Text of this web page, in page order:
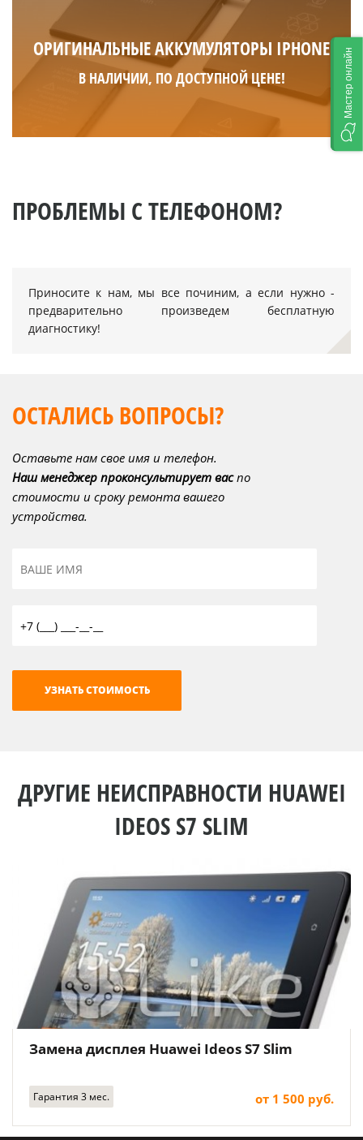
ОРИГИНАЛЬНЫЕ АККУМУЛЯТОРЫ IPHONE
В НАЛИЧИИ, ПО ДОСТУПНОЙ ЦЕНЕ!
ПРОБЛЕМЫ С ТЕЛЕФОНОМ?
Приносите к нам, мы все починим, а если нужно -
предварительно произведем бесплатную
диагностику!
ОСТАЛИСЬ ВОПРОСЫ?
Оставьте нам свое имя и телефон.
Наш менеджер проконсультирует васпо
стоимости и сроку ремонта вашего
устройства.
ДРУГИЕ НЕИСПРАВНОСТИ HUAWEI
IDEOS S7 SLIM
Замена дисплея Huawei Ideos S7 Slim
Гарантия 3 мес. от 1 500 руб.
Мастер онлайн